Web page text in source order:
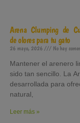
Arena Clumping de
de olores para tu gato
26 mayo, 2026 No hay
Mantener el arenero
sido tan sencillo. La
desarrollada para
natural,
Leer más »